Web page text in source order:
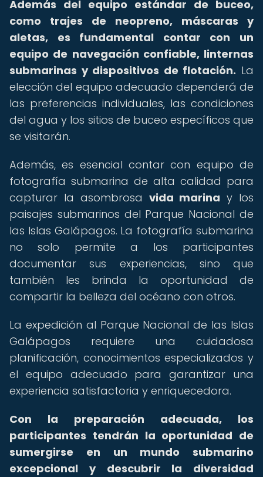
Además del equipo estándar de buceo,
como trajes de neopreno, máscaras y
aletas, es fundamental contar con un
equipo de navegación confiable, linternas
submarinas y dispositivos de flotación. La
elección del equipo adecuado dependerá de
las preferencias individuales, las condiciones
del agua y los sitios de buceo específicos que
se visitarán.
Además, es esencial contar con equipo de
fotografía submarina de alta calidad para
capturar la asombrosa vida marina y los
paisajes submarinos del Parque Nacional de
las Islas Galápagos. La fotografía submarina
no solo permite a los participantes
documentar sus experiencias, sino que
también les brinda la oportunidad de
compartir la belleza del océano con otros.
La expedición al Parque Nacional de las Islas
Galápagos requiere una cuidadosa
planificación, conocimientos especializados y
el equipo adecuado para garantizar una
experiencia satisfactoria y enriquecedora.
Con la preparación adecuada, los
participantes tendrán la oportunidad de
sumergirse en un mundo submarino
excepcional y descubrir la diversidad